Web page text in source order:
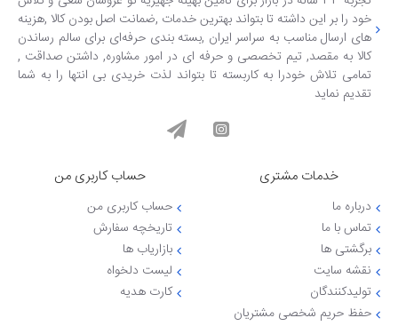
خود را بر این داشته تا بتواند بهترین خدمات ,ضمانت اصل بودن کالا ,هزینه
های ارسال مناسب به سراسر ایران ,بسته بندی حرفه‌ای برای سالم رساندن
کالا به مقصد, تیم تخصصی و حرفه ای در امور مشاوره, داشتن صداقت ,
تمامی تلاش خودرا به کاربسته تا بتواند لذت خریدی بی انتها را به شما
تقدیم نماید
خدمات مشتری
درباره ما
تماس با ما
برگشتی ها
نقشه سایت
تولیدکنندگان
حفظ حریم شخصی مشتریان
حساب کاربری من
حساب کاربری من
تاریخچه سفارش
بازاریاب ها
لیست دلخواه
کارت هدیه